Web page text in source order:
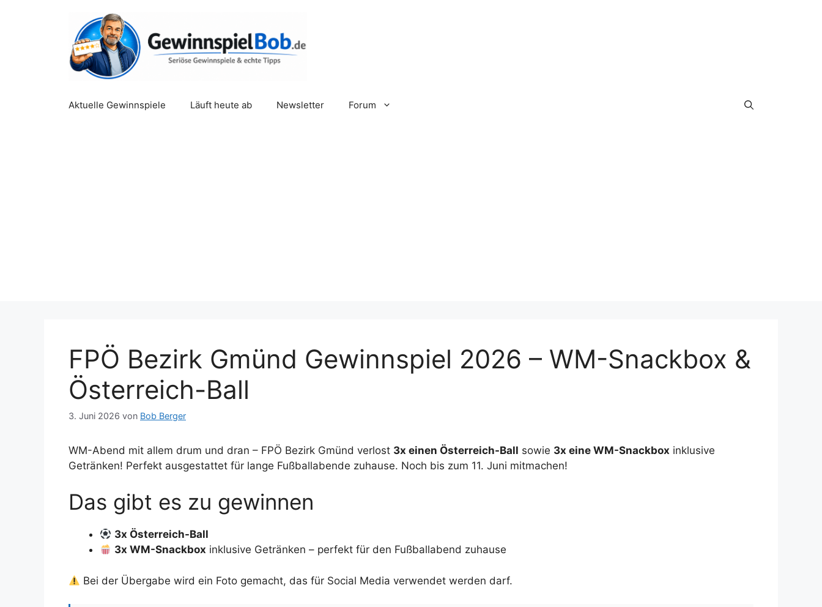
Aktuelle Gewinnspiele Läuft heute ab Newsletter Forum
FPÖ Bezirk Gmünd Gewinnspiel 2026 – WM-Snackbox &
Österreich-Ball
3. Juni 2026 von Bob Berger
WM-Abend mit allem drum und dran – FPÖ Bezirk Gmünd verlost 3x einen Österreich-Ball sowie 3x eine WM-Snackbox inklusive
Getränken! Perfekt ausgestattet für lange Fußballabende zuhause. Noch bis zum 11. Juni mitmachen!
Das gibt es zu gewinnen
3x Österreich-Ball
3x WM-Snackbox inklusive Getränken – perfekt für den Fußballabend zuhause
Bei der Übergabe wird ein Foto gemacht, das für Social Media verwendet werden darf.